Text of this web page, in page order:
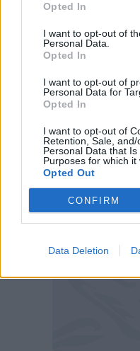
Opted In
I want to opt-out of
Personal Data.
Opted In
I want to opt-out of
Personal Data for
Opted In
I want to opt-out of
Retention, Sale,
Personal Data that
Purposes for which it
Opted Out
CONFIRM
Data Deletion
KRSTOVIC- A
confermato di
fisico ma
intelligente nel
Scamacca:
Bologna può